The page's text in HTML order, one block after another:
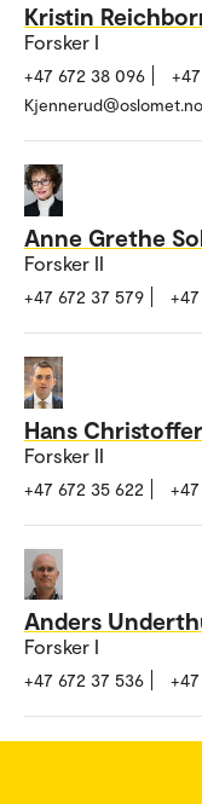
Kristin
Forsker I
+47 672 38 096
Kjennerud@oslomet.no
Anne Grethe
Forsker II
+47 672 37 579
Hans
Forsker II
+47 672 35 622
Anders
Forsker I
+47 672 37 536